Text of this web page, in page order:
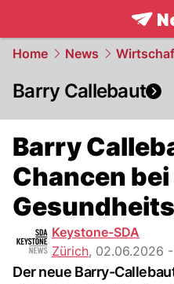
Home News
Barry Callebaut
Barry
Chancen
Keystone-SDA
Zürich, 02.06.2026
Der neue Barry-